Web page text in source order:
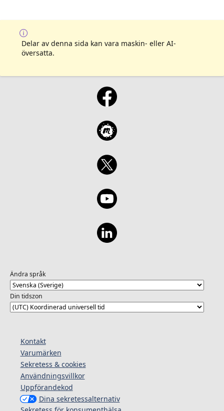
Delar av denna sida kan vara maskin- eller AI-
översatta.
Ändra språk
Din tidszon
Kontakt
Varumärken
Sekretess & cookies
Användningsvillkor
Uppförandekod
Dina sekretessalternativ